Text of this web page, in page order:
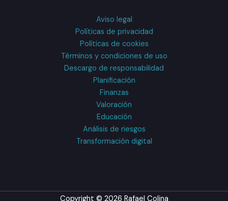
Aviso legal
Políticas de privacidad
Políticas de cookies
Términos y condiciones de uso
Descargo de responsabilidad
Planificación
Finanzas
Valoración
Educación
Análisis de riesgos
Transformación digital
Copyright © 2026 Rafael Colina